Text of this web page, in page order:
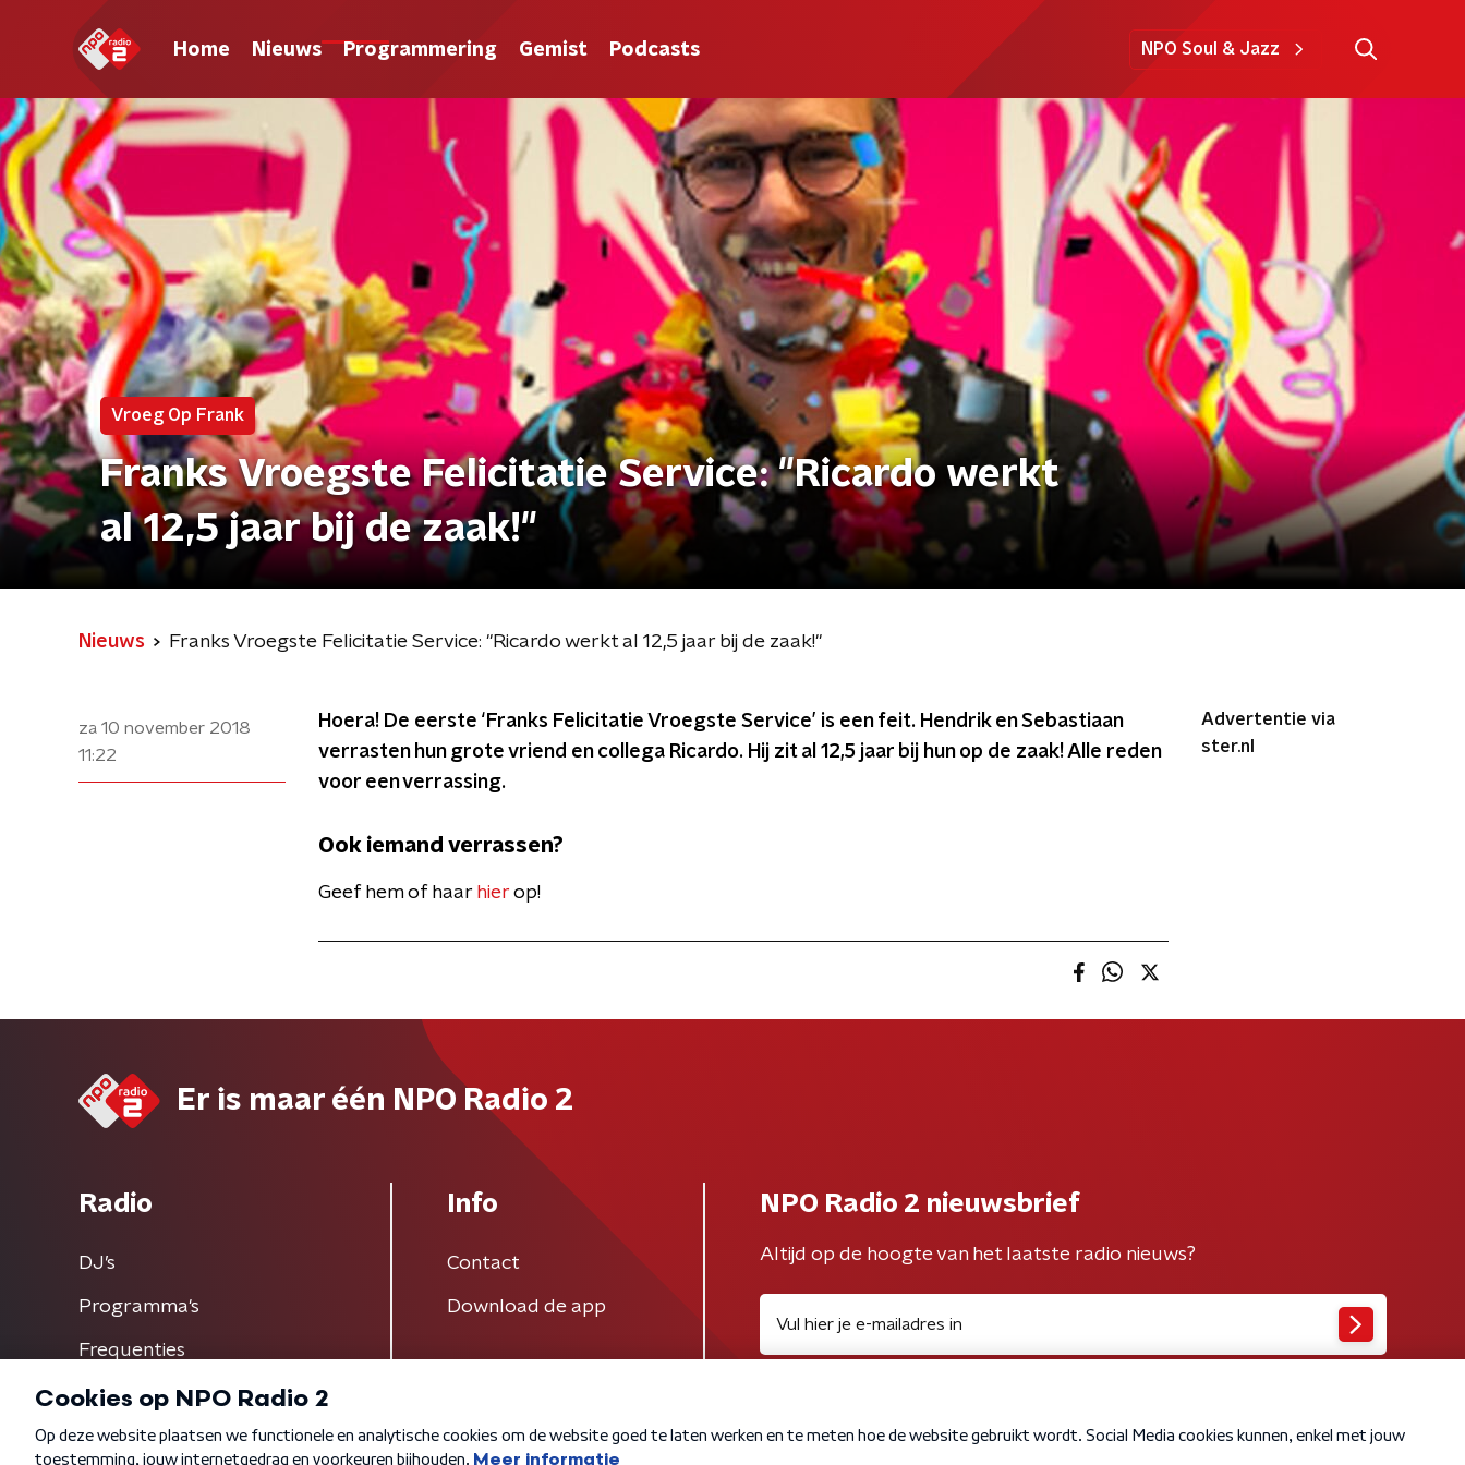
Home Nieuws Programmering Gemist Podcasts NPO Soul & Jazz
Vroeg Op Frank
Franks Vroegste Felicitatie Service: "Ricardo werkt
al 12,5 jaar bij de zaak!"
Nieuws Franks Vroegste Felicitatie Service: "Ricardo werkt al 12,5 jaar bij de zaak!"
za 10 november 2018
11:22
Hoera! De eerste ‘Franks Felicitatie Vroegste Service’ is een feit. Hendrik en Sebastiaan
verrasten hun grote vriend en collega Ricardo. Hij zit al 12,5 jaar bij hun op de zaak! Alle reden
voor een verrassing.
Ook iemand verrassen?
Geef hem of haar hier op!
Advertentie via
ster.nl
Er is maar één NPO Radio 2
Radio
DJ’s
Programma's
Frequenties
Info
Contact
Download de app
NPO Radio 2 nieuwsbrief
Altijd op de hoogte van het laatste radio nieuws?